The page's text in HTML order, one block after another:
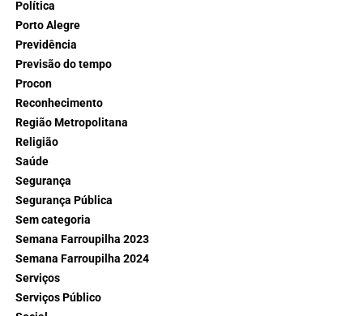
Política
Porto Alegre
Previdência
Previsão do tempo
Procon
Reconhecimento
Região Metropolitana
Religião
Saúde
Segurança
Segurança Pública
Sem categoria
Semana Farroupilha 2023
Semana Farroupilha 2024
Serviços
Serviços Público